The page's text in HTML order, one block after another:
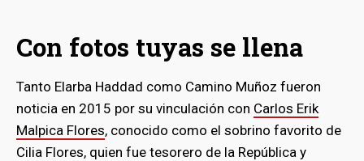
Con fotos tuyas se llena
Tanto Elarba Haddad como Camino Muñoz fueron
noticia en 2015 por su vinculación con Carlos Erik
Malpica Flores, conocido como el sobrino favorito de
Cilia Flores, quien fue tesorero de la República y